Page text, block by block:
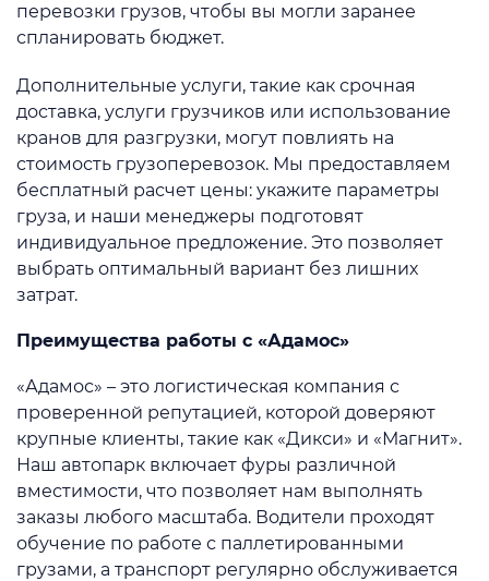
перевозки грузов, чтобы вы могли заранее
спланировать бюджет.
Дополнительные услуги, такие как срочная
доставка, услуги грузчиков или использование
кранов для разгрузки, могут повлиять на
стоимость грузоперевозок. Мы предоставляем
бесплатный расчет цены: укажите параметры
груза, и наши менеджеры подготовят
индивидуальное предложение. Это позволяет
выбрать оптимальный вариант без лишних
затрат.
Преимущества работы с «Адамос»
«Адамос» – это логистическая компания с
проверенной репутацией, которой доверяют
крупные клиенты, такие как «Дикси» и «Магнит».
Наш автопарк включает фуры различной
вместимости, что позволяет нам выполнять
заказы любого масштаба. Водители проходят
обучение по работе с паллетированными
грузами, а транспорт регулярно обслуживается